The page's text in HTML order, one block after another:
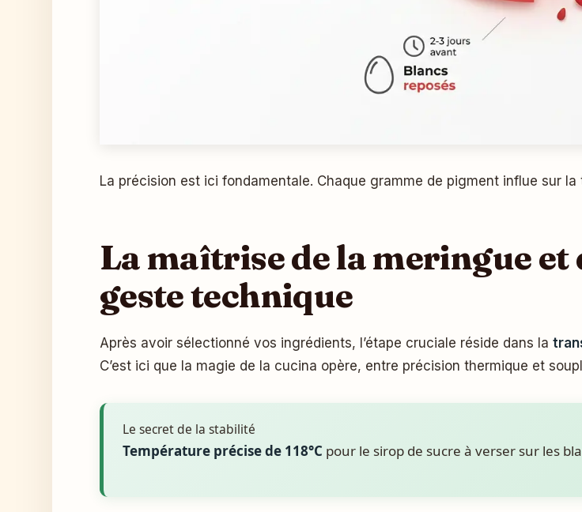
La précision est ici fondamentale. Chaque gramme de pigment influe sur la
La maîtrise de la meringue et
geste technique
Après avoir sélectionné vos ingrédients, l’étape cruciale réside dans la
C’est ici que la magie de la cucina opère, entre précision thermique et
Le secret de la stabilité
Température précise de 118°C pour le sirop de sucre à verser sur les